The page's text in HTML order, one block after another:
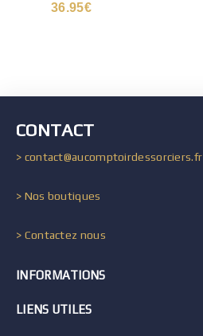
36.95€
CONTACT
> contact@aucomptoirdessorciers.fr
> Nos boutiques
> Contactez nous
INFORMATIONS
LIENS UTILES